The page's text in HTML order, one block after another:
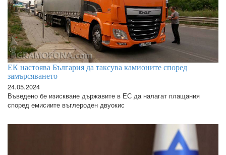
ЕК настоява България да таксува камионите според
замърсяването
24.05.2024
Въведено бе изискване държавите в ЕС да налагат плащания
според емисиите въглероден двуокис